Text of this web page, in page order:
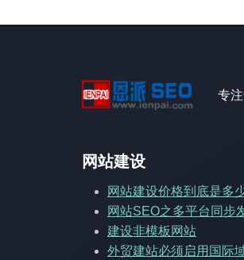
专
网站建设
网站建设价格到底是多
网站SEO之多平台同步
建设非模板网站
外贸建站必须启用国际